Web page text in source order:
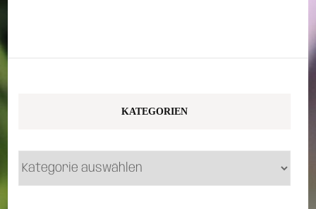
KATEGORIEN
Kategorien